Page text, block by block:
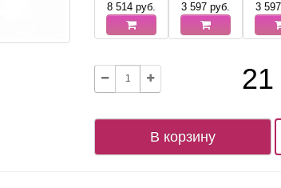
8 514руб.
3 597руб.
3 597
21
В корзину